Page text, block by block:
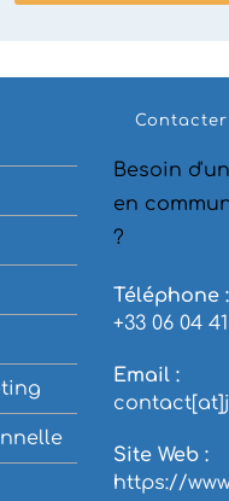
Besoin
en
?
Téléphone :
+33 06 04
Email :
Site Web :
https://